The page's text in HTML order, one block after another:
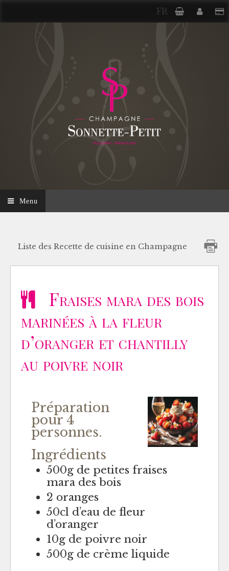
FR
Menu
Liste des Recette de cuisine en Champagne
Fraises mara des bois
marinées à la fleur
d’oranger et chantilly
au poivre noir
Préparation
pour 4
personnes.
Ingrédients
500g de petites fraises
mara des bois
2 oranges
50cl d’eau de fleur
d’oranger
10g de poivre noir
500g de crème liquide